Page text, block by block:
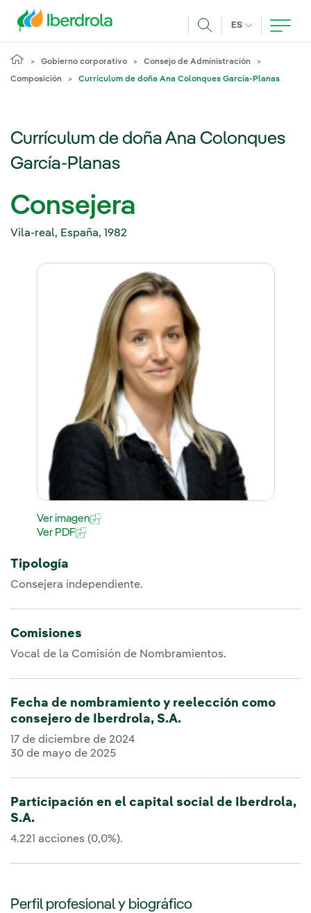
ES IDIOMA
Gobierno corporativo Consejo de Administración
Composición Currículum de doña Ana Colonques García-Planas
Currículum de doña Ana Colonques
García-Planas
Consejera
Vila-real, España, 1982
Ver imagen
Ver PDF
Tipología
Consejera independiente.
Comisiones
Vocal de la Comisión de Nombramientos.
Fecha de nombramiento y reelección como
consejero de Iberdrola, S.A.
17 de diciembre de 2024
30 de mayo de 2025
Participación en el capital social de Iberdrola,
S.A.
4.221 acciones (0,0%).
Perfil profesional y biográfico